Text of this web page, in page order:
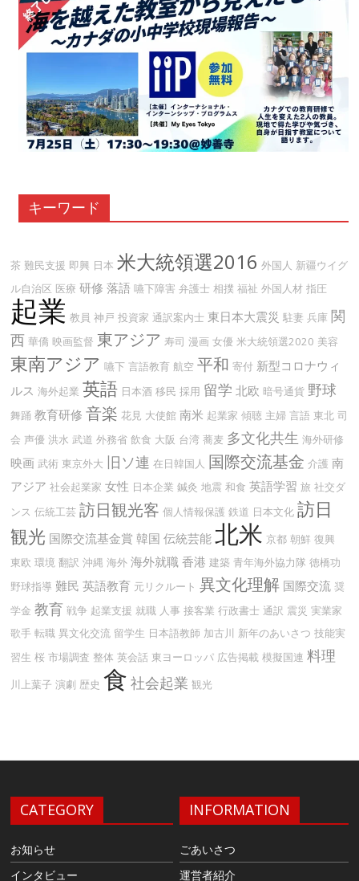
キーワード
茶 難民支援 即興 日本 米大統領選2016 外国人 新疆ウイグ
ル自治区 医療 研修 落語 嚥下障害 弁護士 相撲 福祉 外国人材 指圧
起業 教員 神戸 投資家 通訳案内士 東日本大震災 駐妻 兵庫 関
西 華僑 映画監督 東アジア 寿司 漫画 女優 米大統領選2020 美容
東南アジア 嚥下 言語教育 航空 平和 寄付 新型コロナウィ
ルス 海外起業 英語 日本酒 移民 採用 留学 北欧 暗号通貨 野球
舞踊 教育研修 音楽 花見 大使館 南米 起業家 傾聴 主婦 言語 東北 司
会 声優 洪水 武道 外務省 飲食 大阪 台湾 蕎麦 多文化共生 海外研修
映画 武術 東京外大 旧ソ連 在日韓国人 国際交流基金 介護 南
アジア 社会起業家 女性 日本企業 鍼灸 地震 和食 英語学習 旅 社交ダ
ンス 伝統工芸 訪日観光客 個人情報保護 鉄道 日本文化 訪日
観光 国際交流基金賞 韓国 伝統芸能 北米 京都 朝鮮 復興
東欧 環境 翻訳 沖縄 海外 海外就職 香港 建築 青年海外協力隊 徳橋功
野球指導 難民 英語教育 元リクルート 異文化理解 国際交流 奨
学金 教育 戦争 起業支援 就職 人事 接客業 行政書士 通訳 震災 実業家
歌手 転職 異文化交流 留学生 日本語教師 加古川 新年のあいさつ 技能実
習生 桜 市場調査 整体 英会話 東ヨーロッパ 広告掲載 模擬国連 料理
川上葉子 演劇 歴史 食 社会起業 観光
CATEGORY
お知らせ
インタビュー
INFORMATION
ごあいさつ
運営者紹介